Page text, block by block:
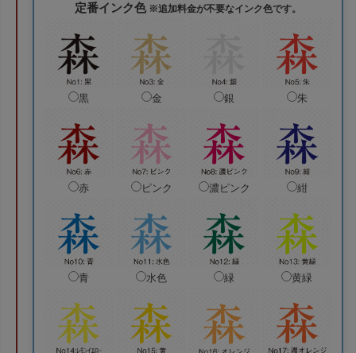
定番インク色※追加料金が不要なインク色です。
黒 金 銀 朱
赤 ピンク 濃ピンク 紺
青 水色 緑 黄緑